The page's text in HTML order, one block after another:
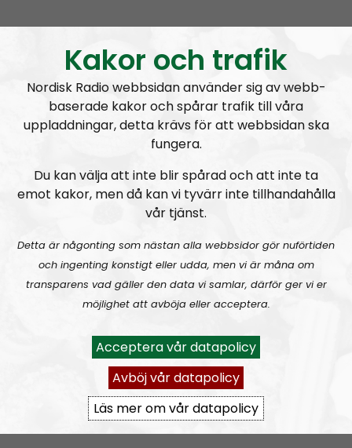
Om programmet Nordic Frontier
The Nordic Frontier is an English speaking podcast
and a sister broadcast to the glorious
Nordfront. Our aim is to spread our political message
of the Nordic Resistance Movementto a wider
audience. Through theme- and discussion-based
Socialism has to offer in the 21st century.
The format is not set in stone and everything is
subject to change, the overall message is based on
Movement but the individual opinions expressed by
the hosts and guests are their own.
Permanent hosts:Andreas Johanssonand
Prenumerera på Nordic Frontier medRSS
Kakor och trafik
Nordisk Radio webbsidan använder sig av webb-
baserade kakor och spårar trafik till våra
uppladdningar, detta krävs för att webbsidan ska
fungera.
Du kan välja att inte blir spårad och att inte ta
emot kakor, men då kan vi tyvärr inte tillhandahålla
vår tjänst.
Detta är någonting som nästan alla webbsidor gör nuförtiden
och ingenting konstigt eller udda, men vi är måna om
transparens vad gäller den data vi samlar, därför ger vi er
möjlighet att avböja eller acceptera.
Acceptera vår datapolicy
Avböj vår datapolicy
Läs mer om vår datapolicy